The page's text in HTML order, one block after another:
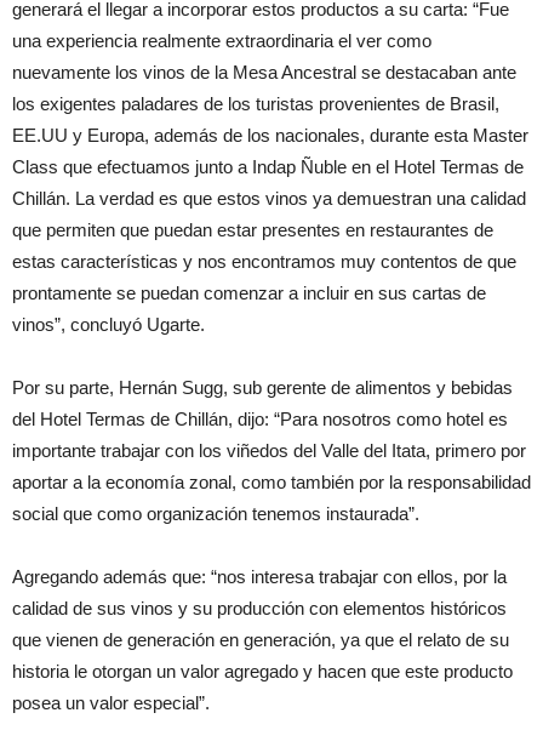
generará el llegar a incorporar estos productos a su carta: “Fue
una experiencia realmente extraordinaria el ver como
nuevamente los vinos de la Mesa Ancestral se destacaban ante
los exigentes paladares de los turistas provenientes de Brasil,
EE.UU y Europa, además de los nacionales, durante esta Master
Class que efectuamos junto a Indap Ñuble en el Hotel Termas de
Chillán. La verdad es que estos vinos ya demuestran una calidad
que permiten que puedan estar presentes en restaurantes de
estas características y nos encontramos muy contentos de que
prontamente se puedan comenzar a incluir en sus cartas de
vinos”, concluyó Ugarte.
Por su parte, Hernán Sugg, sub gerente de alimentos y bebidas
del Hotel Termas de Chillán, dijo: “Para nosotros como hotel es
importante trabajar con los viñedos del Valle del Itata, primero por
aportar a la economía zonal, como también por la responsabilidad
social que como organización tenemos instaurada”.
Agregando además que: “nos interesa trabajar con ellos, por la
calidad de sus vinos y su producción con elementos históricos
que vienen de generación en generación, ya que el relato de su
historia le otorgan un valor agregado y hacen que este producto
posea un valor especial”.